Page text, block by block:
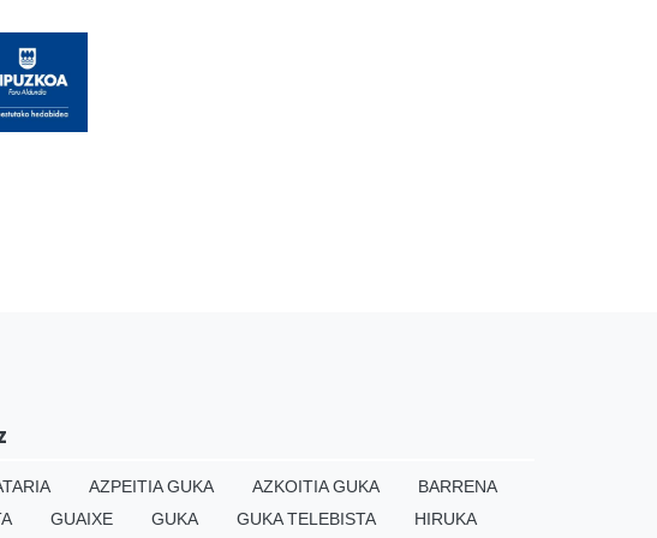
AZPEITIA GUKA AZKOITIA GUKA
BARRENA
GUAIXE GUKA GUKA TELEBISTA HIRUKA